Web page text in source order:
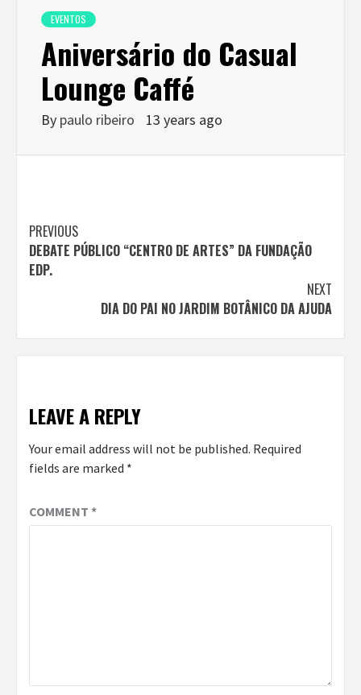
EVENTOS
Aniversário do Casual
Lounge Caffé
By paulo ribeiro 13 years ago
Continue
Reading
PREVIOUS
DEBATE PÚBLICO “CENTRO DE ARTES” DA FUNDAÇÃO
EDP.
NEXT
DIA DO PAI NO JARDIM BOTÂNICO DA AJUDA
LEAVE A REPLY
Your email address will not be published. Required
fields are marked *
COMMENT *